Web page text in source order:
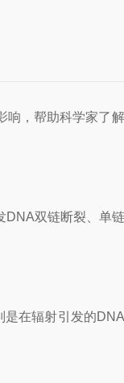
，帮助科学家了
双链断裂、单
在辐射引发的